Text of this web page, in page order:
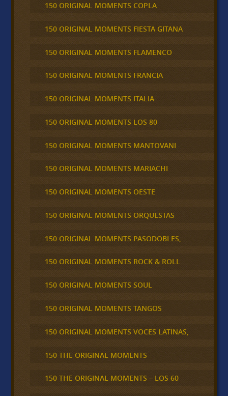
150 ORIGINAL MOMENTS COPLA
150 ORIGINAL MOMENTS FIESTA GITANA
150 ORIGINAL MOMENTS FLAMENCO
150 ORIGINAL MOMENTS FRANCIA
150 ORIGINAL MOMENTS ITALIA
150 ORIGINAL MOMENTS LOS 80
150 ORIGINAL MOMENTS MANTOVANI
150 ORIGINAL MOMENTS MARIACHI
150 ORIGINAL MOMENTS OESTE
150 ORIGINAL MOMENTS ORQUESTAS
150 ORIGINAL MOMENTS PASODOBLES,
150 ORIGINAL MOMENTS ROCK & ROLL
150 ORIGINAL MOMENTS SOUL
150 ORIGINAL MOMENTS TANGOS
150 ORIGINAL MOMENTS VOCES LATINAS,
150 THE ORIGINAL MOMENTS
150 THE ORIGINAL MOMENTS – LOS 60